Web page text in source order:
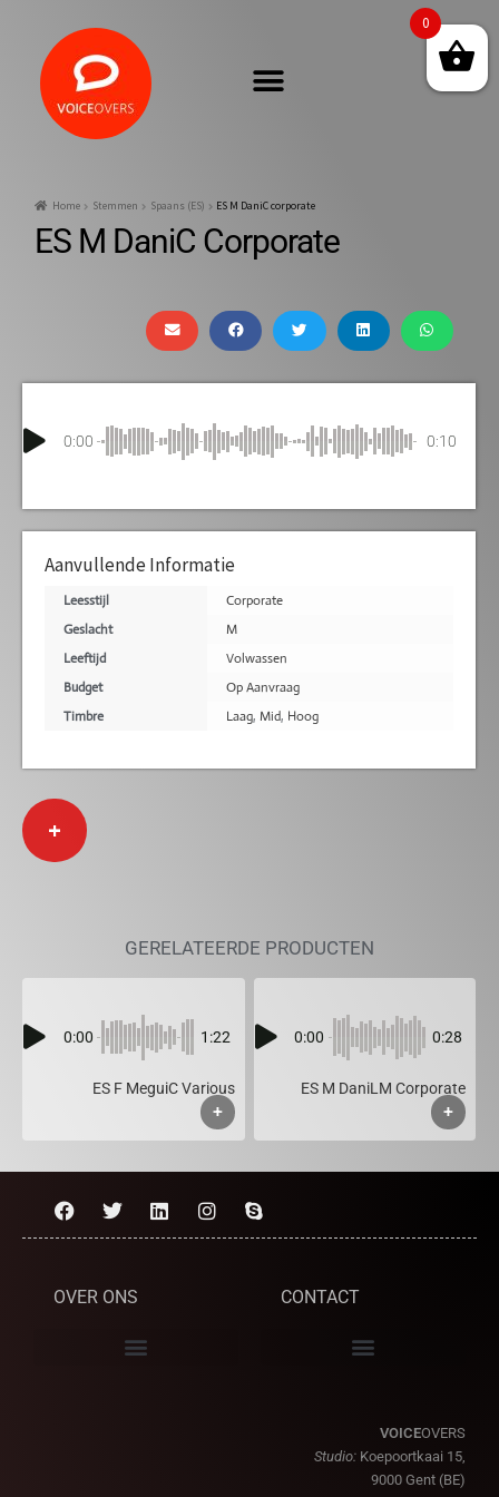
Home Stemmen Spaans (ES) ES M DaniC corporate
ES M DaniC Corporate
0:00 0:10
Aanvullende Informatie
Leesstijl
Corporate
Geslacht
M
Leeftijd
Volwassen
Budget
Op Aanvraag
Timbre
Laag, Mid, Hoog
+
GERELATEERDE PRODUCTEN
0:00 1:22
ES F MeguiC Various
+
0:00 0:28
ES M DaniLM Corporate
+
OVER ONS CONTACT
VOICEOVERS
Studio: Koepoortkaai 15,
9000 Gent (BE)
0